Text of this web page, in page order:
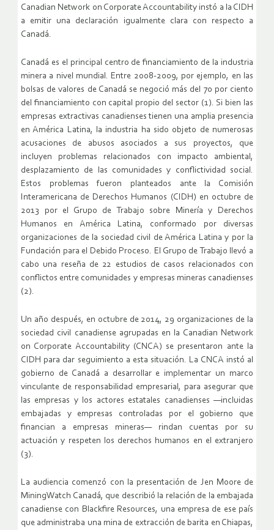
Canadian Network on Corporate Accountability instó a la CIDH
a emitir una declaración igualmente clara con respecto a
Canadá.
Canadá es el principal centro de financiamiento de la industria
minera a nivel mundial. Entre 2008-2009, por ejemplo, en las
bolsas de valores de Canadá se negoció más del 70 por ciento
del financiamiento con capital propio del sector (1). Si bien las
empresas extractivas canadienses tienen una amplia presencia
en América Latina, la industria ha sido objeto de numerosas
acusaciones de abusos asociados a sus proyectos, que
incluyen problemas relacionados con impacto ambiental,
desplazamiento de las comunidades y conflictividad social.
Estos problemas fueron planteados ante la Comisión
Interamericana de Derechos Humanos (CIDH) en octubre de
2013 por el Grupo de Trabajo sobre Minería y Derechos
Humanos en América Latina, conformado por diversas
organizaciones de la sociedad civil de América Latina y por la
Fundación para el Debido Proceso. El Grupo de Trabajo llevó a
cabo una reseña de 22 estudios de casos relacionados con
conflictos entre comunidades y empresas mineras canadienses
(2).
Un año después, en octubre de 2014, 29 organizaciones de la
sociedad civil canadiense agrupadas en la Canadian Network
on Corporate Accountability (CNCA) se presentaron ante la
CIDH para dar seguimiento a esta situación. La CNCA instó al
gobierno de Canadá a desarrollar e implementar un marco
vinculante de responsabilidad empresarial, para asegurar que
las empresas y los actores estatales canadienses —incluidas
embajadas y empresas controladas por el gobierno que
financian a empresas mineras— rindan cuentas por su
actuación y respeten los derechos humanos en el extranjero
(3).
La audiencia comenzó con la presentación de Jen Moore de
MiningWatch Canadá, que describió la relación de la embajada
canadiense con Blackfire Resources, una empresa de ese país
que administraba una mina de extracción de barita en Chiapas,